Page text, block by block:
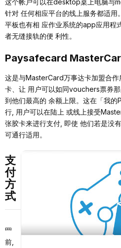
这个帐户可以在desktop桌上电脑与
针对 任何相应平台的线上服务都适
平板也有相 应作业系统的app应⽤程
者⽆缝接轨的便 利性。
Paysafecard
这是与MasterCard万事达卡加盟合
卡、让 ⽤户可以如同vouchers票券
到他们最⾼的 余额上限。这在「我
⾏, ⽤户可以在陆上 或线上接受
张胶卡来进⾏⽀付, 即使 他们若是没
可通⾏适⽤。
⽀
付
⽅
式
⺫
前,